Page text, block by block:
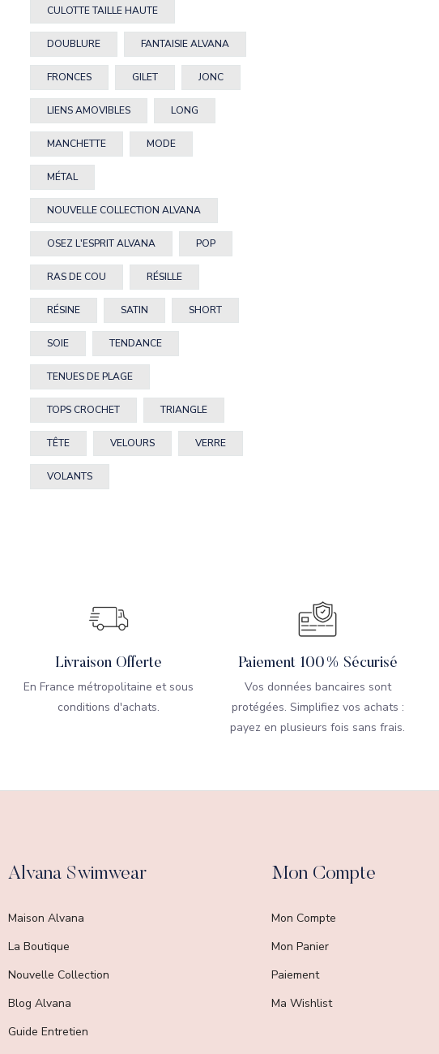
CULOTTE TAILLE HAUTE
DOUBLURE FANTAISIE ALVANA
FRONCES GILET JONC
LIENS AMOVIBLES LONG
MANCHETTE MODE
MÉTAL
NOUVELLE COLLECTION ALVANA
OSEZ L'ESPRIT ALVANA POP
RAS DE COU RÉSILLE
RÉSINE SATIN SHORT
SOIE TENDANCE
TENUES DE PLAGE
TOPS CROCHET TRIANGLE
TÊTE VELOURS VERRE
VOLANTS
Livraison Offerte
En France métropolitaine et sous
conditions d'achats.
Paiement 100% Sécurisé
Vos données bancaires sont
protégées. Simplifiez vos achats :
payez en plusieurs fois sans frais.
Alvana Swimwear
Maison Alvana
La Boutique
Nouvelle Collection
Blog Alvana
Guide Entretien
Mon Compte
Mon Compte
Mon Panier
Paiement
Ma Wishlist